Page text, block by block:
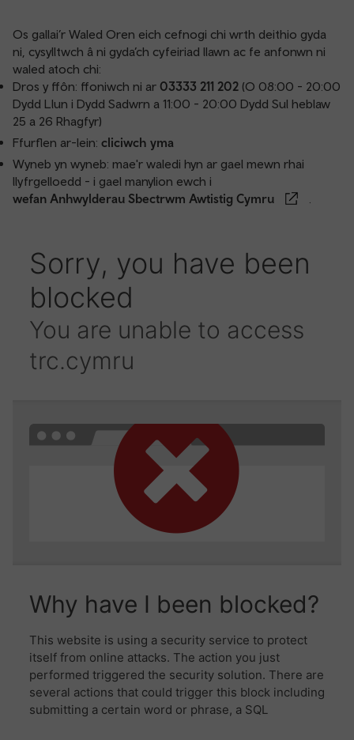
Os gallai’r Waled Oren eich cefnogi chi wrth deithio gyda
ni, cysylltwch â ni gyda’ch cyfeiriad llawn ac fe anfonwn ni
waled atoch chi:
Dros y ffôn: ffoniwch ni ar 03333 211 202 (O 08:00 - 20:00
Dydd Llun i Dydd Sadwrn a 11:00 - 20:00 Dydd Sul heblaw
25 a 26 Rhagfyr)
Ffurflen ar-lein: cliciwch yma
Wyneb yn wyneb: mae'r waledi hyn ar gael mewn rhai
llyfrgelloedd - i gael manylion ewch i
wefan Anhwylderau Sbectrwm Awtistig Cymru